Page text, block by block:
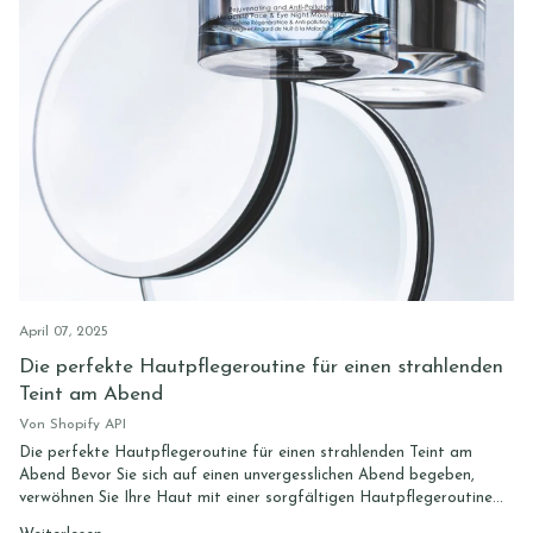
April 07, 2025
Die perfekte Hautpflegeroutine für einen strahlenden
Teint am Abend
Von Shopify API
Die perfekte Hautpflegeroutine für einen strahlenden Teint am
Abend Bevor Sie sich auf einen unvergesslichen Abend begeben,
verwöhnen Sie Ihre Haut mit einer sorgfältigen Hautpflegeroutine...